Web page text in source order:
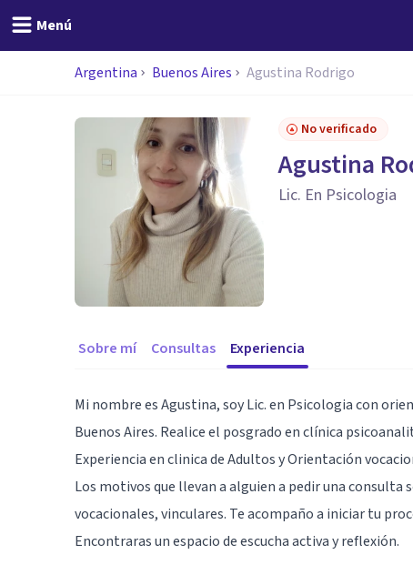
Menú
Argentina Buenos Aires Agustina Rodrigo
No verificado
Agustina
Lic. En Psicologia
Sobre mí Consultas Experiencia
Mi nombre es Agustina, soy Lic. en Psicologia con
Buenos Aires. Realice el posgrado en clínica
Experiencia en clinica de Adultos y Orientación
Los motivos que llevan a alguien a pedir una
vocacionales, vinculares. Te acompaño a iniciar tu
Encontraras un espacio de escucha activa y reflexión.